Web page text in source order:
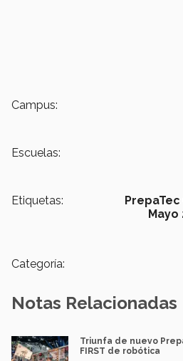
Campus:
Escuelas:
Etiquetas:
Mayo
Categoría:
Notas Relacionadas
Triunfa de nuevo
FIRST de robótica